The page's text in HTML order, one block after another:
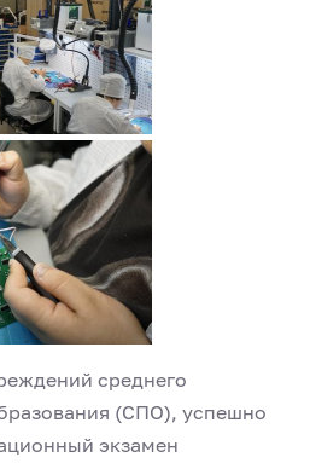
среднего
(СПО), успешно
экзамен